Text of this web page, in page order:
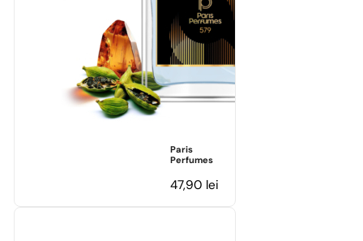
Paris
Perfumes
47,90 lei